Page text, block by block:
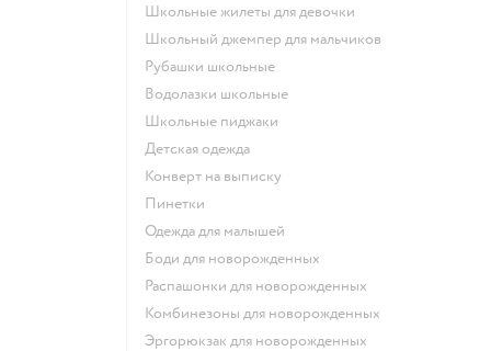
Школьные жилеты для девочки
Школьный джемпер для мальчиков
Рубашки школьные
Водолазки школьные
Школьные пиджаки
Детская одежда
Конверт на выписку
Пинетки
Одежда для малышей
Боди для новорожденных
Распашонки для новорожденных
Комбинезоны для новорожденных
Эргорюкзак для новорожденных